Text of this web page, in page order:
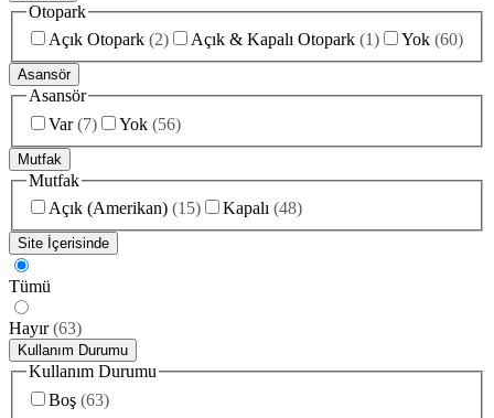
Otopark
Açık Otopark (2) Açık & Kapalı Otopark (1) Yok (60)
Asansör
Asansör
Var (7) Yok (56)
Mutfak
Mutfak
Açık (Amerikan) (15) Kapalı (48)
Site İçerisinde
Tümü
Hayır (63)
Kullanım Durumu
Kullanım Durumu
Boş (63)